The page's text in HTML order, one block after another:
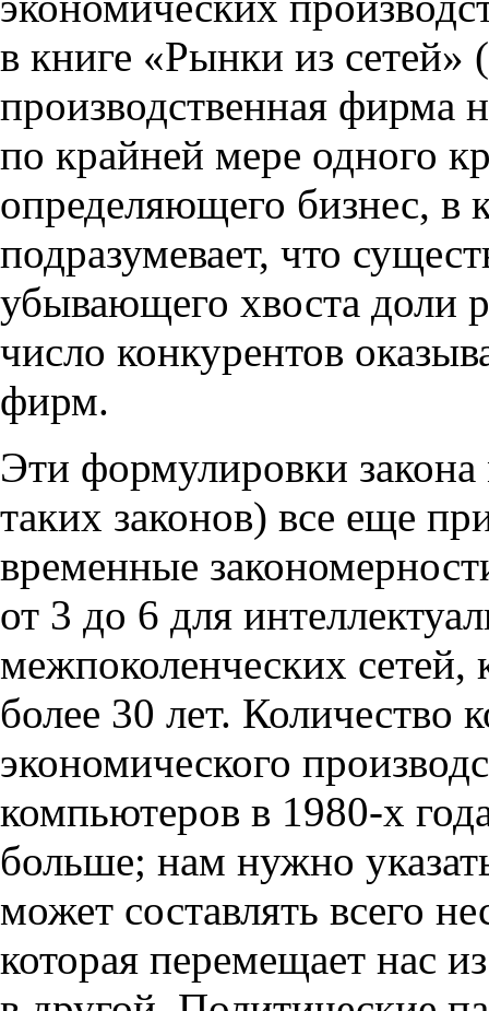
в книге «Рынки из сетей»
производственная фирма
по крайней мере одного
определяющего бизнес, в
подразумевает, что
убывающего хвоста доли
число конкурентов
фирм.
Эти формулировки
таких законов) все еще
временные
от 3 до 6 для
межпоколенческих сетей,
более 30 лет. Количество
экономического
компьютеров в 1980-х
больше; нам нужно
может составлять всего
которая перемещает нас